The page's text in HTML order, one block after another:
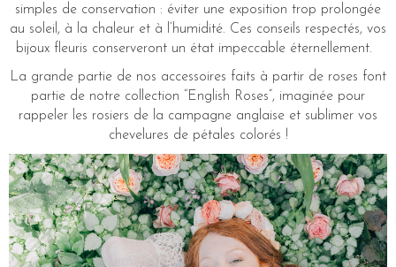
simples de conservation : éviter une exposition trop prolongée
au soleil, à la chaleur et à l’humidité. Ces conseils respectés, vos
bijoux fleuris conserveront un état impeccable éternellement.
La grande partie de nos accessoires faits à partir de roses font
partie de notre collection “English Roses”, imaginée pour
rappeler les rosiers de la campagne anglaise et sublimer vos
chevelures de pétales colorés !